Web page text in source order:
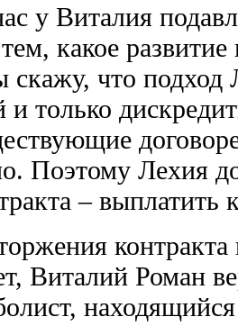
у Виталия
какое
скажу, что подход
и только
Поэтому Лехия
– выплатить
контракта
Виталий Роман
находящийся